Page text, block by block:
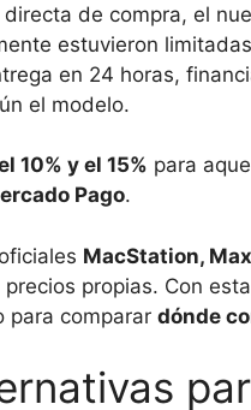
de compra, el
estuvieron
en 24 horas,
el modelo.
10% y el 15% para
Pago.
oficiales MacStation,
propias. Con
para comparar dónde